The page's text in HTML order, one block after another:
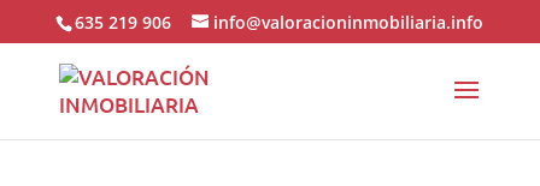
635 219 906 info@valoracioninmobiliaria.info